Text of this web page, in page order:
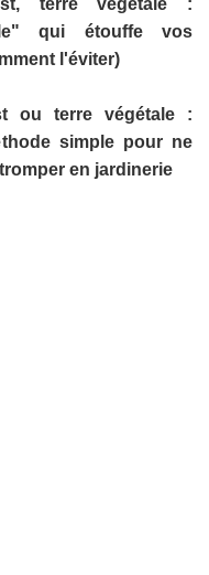
qui étouffe vos
l'éviter)
ou terre végétale :
simple pour ne
en jardinerie